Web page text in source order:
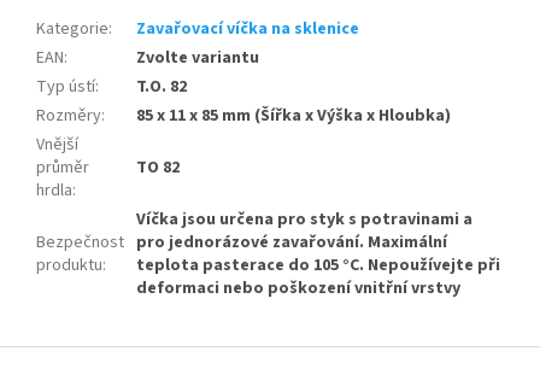
Kategorie:
Zavařovací víčka na sklenice
EAN:
Zvolte variantu
Typ ústí:
T.O. 82
Rozměry:
85 x 11 x 85 mm (Šířka x Výška x Hloubka)
Vnější
průměr
hrdla:
TO 82
Bezpečnost
produktu:
Víčka jsou určena pro styk s potravinami a
pro jednorázové zavařování. Maximální
teplota pasterace do 105 °C. Nepoužívejte při
deformaci nebo poškození vnitřní vrstvy